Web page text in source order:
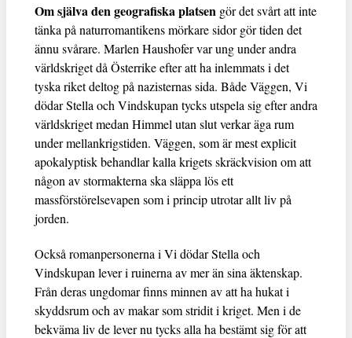
Om själva den geografiska platsen gör det svårt att inte
tänka på naturromantikens mörkare sidor gör tiden det
ännu svårare. Marlen Haushofer var ung under andra
världskriget då Österrike efter att ha inlemmats i det
tyska riket deltog på nazisternas sida. Både Väggen, Vi
dödar Stella och Vindskupan tycks utspela sig efter andra
världskriget medan Himmel utan slut verkar äga rum
under mellankrigstiden. Väggen, som är mest explicit
apokalyptisk behandlar kalla krigets skräckvision om att
någon av stormakterna ska släppa lös ett
massförstörelsevapen som i princip utrotar allt liv på
jorden.
Också romanpersonerna i Vi dödar Stella och
Vindskupan lever i ruinerna av mer än sina äktenskap.
Från deras ungdomar finns minnen av att ha hukat i
skyddsrum och av makar som stridit i kriget. Men i de
bekväma liv de lever nu tycks alla ha bestämt sig för att